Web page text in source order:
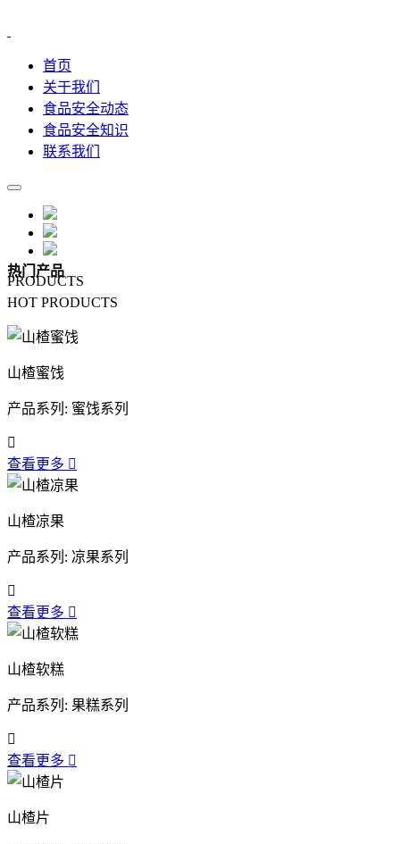
首页
关于我们
食品安全动态
食品安全知识
联系我们
PRODUCTS
热门产品
HOT PRODUCTS
山楂蜜饯
产品系列: 蜜饯系列

查看更多 
山楂凉果
产品系列: 凉果系列

查看更多 
山楂软糕
产品系列: 果糕系列

查看更多 
山楂片